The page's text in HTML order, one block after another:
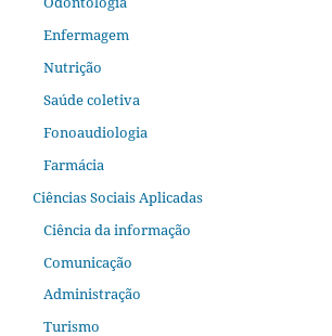
Enfermagem
Nutrição
Saúde coletiva
Fonoaudiologia
Farmácia
Ciências Sociais Aplicadas
Ciência da informação
Comunicação
Administração
Turismo